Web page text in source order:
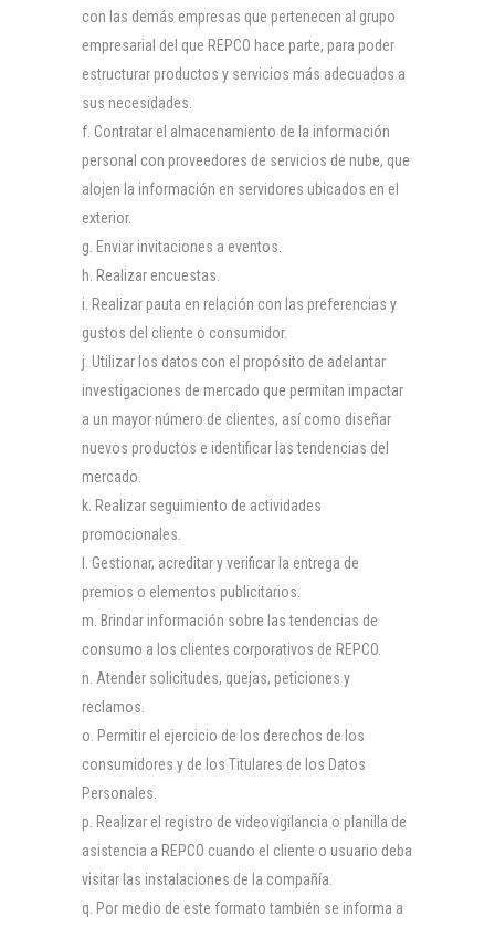
con las demás empresas que pertenecen al grupo
empresarial del que REPCO hace parte, para poder
estructurar productos y servicios más adecuados a
sus necesidades.
Contratar el almacenamiento de la información
personal con proveedores de servicios de nube, que
alojen la información en servidores ubicados en el
exterior.
Enviar invitaciones a eventos.
Realizar encuestas.
Realizar pauta en relación con las preferencias y
gustos del cliente o consumidor.
Utilizar los datos con el propósito de adelantar
investigaciones de mercado que permitan impactar
a un mayor número de clientes, así como diseñar
nuevos productos e identificar las tendencias del
mercado.
Realizar seguimiento de actividades
promocionales.
Gestionar, acreditar y verificar la entrega de
premios o elementos publicitarios.
Brindar información sobre las tendencias de
consumo a los clientes corporativos de REPCO.
Atender solicitudes, quejas, peticiones y
reclamos.
Permitir el ejercicio de los derechos de los
consumidores y de los Titulares de los Datos
Personales.
Realizar el registro de videovigilancia o planilla de
asistencia a REPCO cuando el cliente o usuario deba
visitar las instalaciones de la compañía.
Por medio de este formato también se informa a